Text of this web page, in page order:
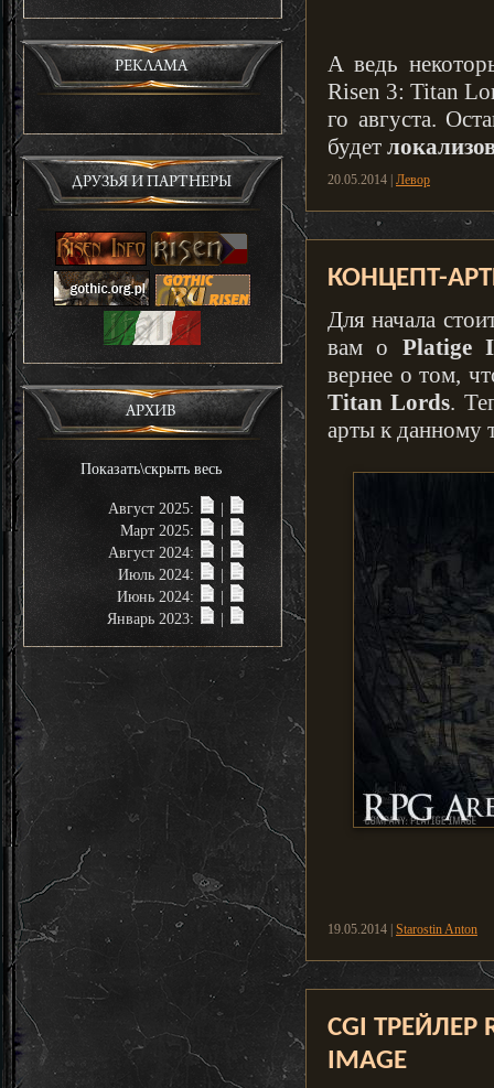
РЕКЛАМА
ДРУЗЬЯ И ПАРТНЕРЫ
АРХИВ
Показать\скрыть весь
Август 2025:
Март 2025:
Август 2024:
Июль 2024:
Июнь 2024:
Январь 2023:
А ведь
Risen 3: Titan
го августа.
будет
20.05.2014 | Левор
КОНЦЕПТ-
Для начала
вам о Platige
вернее о том,
Titan Lords.
арты к данному
19.05.2014 | Starostin Anton
CGI ТРЕЙЛЕР
IMAGE